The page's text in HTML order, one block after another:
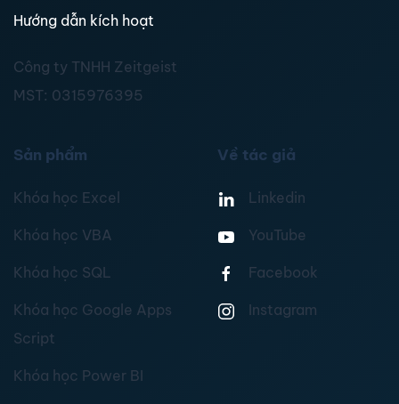
Hướng dẫn kích hoạt
Công ty TNHH Zeitgeist
MST: 0315976395
Sản phẩm
Khóa học Excel
Khóa học VBA
Khóa học SQL
Khóa học Google Apps
Script
Khóa học Power BI
Về tác giả
Linkedin
YouTube
Facebook
Instagram